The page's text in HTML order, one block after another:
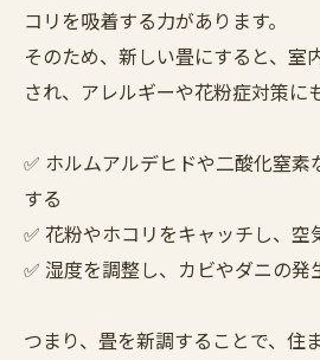
コリを吸着する力があります。
そのため、新しい畳にすると、室
され、アレルギーや花粉症対策に
✅ ホルムアルデヒドや二酸化窒
する
✅ 花粉やホコリをキャッチし、空
✅ 湿度を調整し、カビやダニの発
つまり、畳を新調することで、住